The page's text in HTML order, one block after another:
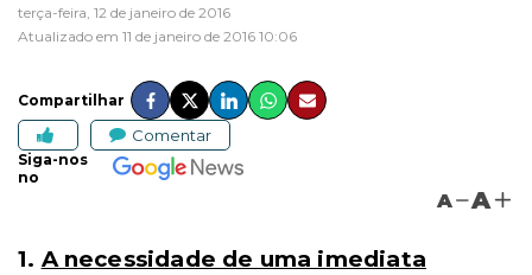
terça-feira, 12 de janeiro de 2016
Atualizado em 11 de janeiro de 2016 10:06
Compartilhar
Comentar
Siga-nos
no
A A
1. A necessidade de uma imediata